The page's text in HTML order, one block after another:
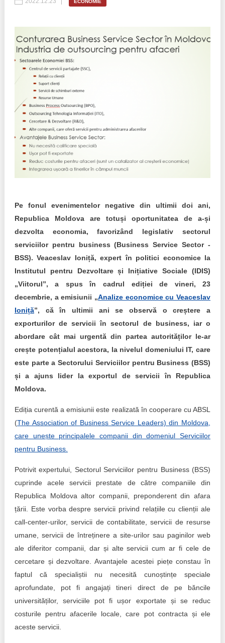
Inițiative în derulare
Inițiative desfășurate
Manual de proceduri
Note & poziții​
Organigrama IDIS
Anunțuri
Bunele practici
Laborator sociometric
Transparența guvernării locale
People Watch
Proces democratic
Agenda Națională de Business
Puterea hibridă
15 minute de realism economic
Trend Hunter
Buletin EU-STRAT
Aplică la BUNELE PRACTICI
Transparența întreprinderilor de stat
Cele mai bune și cele mai proaste politici locale din
Moldova
Democrația, independența și transparența instituțiilor
publice-cheie din Moldova
Achiziții publice
Achizițiile publice în vizorul societății civile
ECONOMIE
Pe fonul evenimentelor negative din ultimii doi ani,
Republica Moldova are totuși oportunitatea de a-și
dezvolta economia, favorizând legislativ sectorul
serviciilor pentru business (Business Service Sector -
BSS). Veaceslav Ioniță, expert în politici economice la
Institutul pentru Dezvoltare și Inițiative Sociale (IDIS)
„Viitorul”, a spus în cadrul ediției de vineri, 23
decembrie, a emisiunii „Analize economice cu Veaceslav
Ioniță”, că în ultimii ani se observă o creștere a
exporturilor de servicii în sectorul de business, iar o
abordare cât mai urgentă din partea autorităților le-ar
crește potențialul acestora, la nivelul domeniului IT, care
este parte a Sectorului Serviciilor pentru Business (BSS)
și a ajuns lider la exportul de servicii în Republica
Moldova.
Ediția curentă a emisiunii este realizată în cooperare cu ABSL
(The Association of Business Service Leaders) din Moldova,
care unește principalele companii din domeniul Serviciilor
pentru Business.
Potrivit expertului, Sectorul Serviciilor pentru Business (BSS)
cuprinde acele servicii prestate de către companiile din
Republica Moldova altor companii, preponderent din afara
țării. Este vorba despre servicii privind relațiile cu clienții ale
call-center-urilor, servicii de contabilitate, servicii de resurse
umane, servicii de întreținere a site-urilor sau paginilor web
ale diferitor companii, dar și alte servicii cum ar fi cele de
cercetare și dezvoltare. Avantajele acestei piețe constau în
faptul că specialiștii nu necesită cunoștințe speciale
aprofundate, pot fi angajați tineri direct de pe băncile
universităților, serviciile pot fi ușor exportate și se reduc
costurile pentru afacerile locale, care pot contracta și ele
aceste servicii.